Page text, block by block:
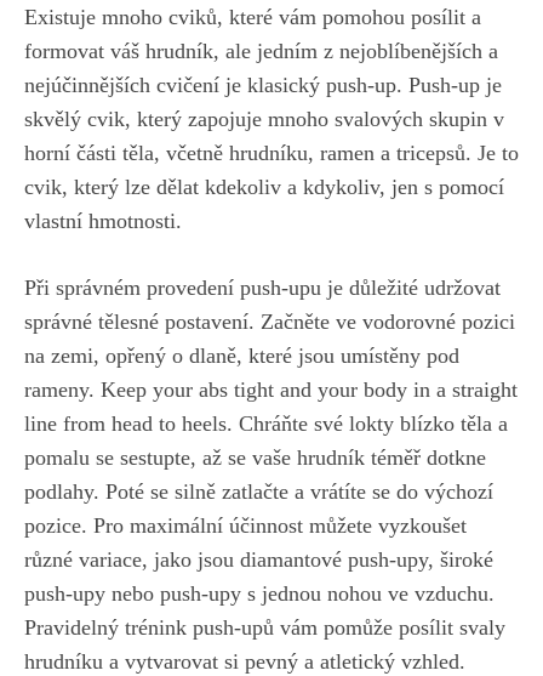
Existuje mnoho cviků, které vám pomohou posílit‌ a
formovat váš hrudník, ale jedním‍ z nejoblíbenějších a
‌nejúčinnějších ‌cvičení‍ je klasický push-up. Push-up je ​
skvělý cvik, který zapojuje​ mnoho svalových skupin v
horní části těla, včetně⁢ hrudníku, ramen a tricepsů. Je‍ to
cvik, který lze‍ dělat kdekoliv⁢ a kdykoliv, jen s pomocí
vlastní hmotnosti.
Při správném provedení push-upu je‌ důležité udržovat
správné tělesné postavení. Začněte ve vodorovné pozici
‌na ‍zemi,​ opřený ​o dlaně, které jsou umístěny pod‍
rameny. ‌Keep your​ abs tight ‌and‌ your ‌body in⁢ a straight
line from head to heels. Chráňte své lokty‍ blízko těla ‌a
pomalu se sestupte, až se ⁣vaše hrudník téměř dotkne
podlahy. Poté⁢ se silně zatlačte a vrátíte se do výchozí⁣
pozice. ‍Pro maximální ‌účinnost​ můžete⁢ vyzkoušet
různé ‍variace, jako jsou diamantové push-upy, široké
push-upy​ nebo push-upy‌ s ⁢jednou nohou ve vzduchu.
Pravidelný trénink push-upů vám pomůže posílit ⁤svaly
hrudníku a vytvarovat ‌si⁤ pevný ⁣a atletický vzhled.